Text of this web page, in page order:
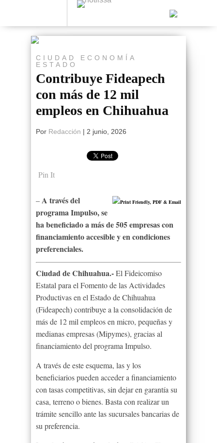
CIUDAD
ECONOMÍA
ESTADO
Contribuye Fideapech
con más de 12 mil
empleos en Chihuahua
Por Redacción | 2 junio, 2026
Pin It
–A través del
programa Impulso, se
ha beneficiado a más de 505 empresas con
financiamiento accesible y en condiciones
preferenciales.
Ciudad de Chihuahua.-El Fideicomiso
Estatal para el Fomento de las Actividades
Productivas en el Estado de Chihuahua
(Fideapech) contribuye a la consolidación de
más de 12 mil empleos en micro, pequeñas y
medianas empresas (Mipymes), gracias al
financiamiento del programa Impulso.
A través de este esquema, las y los
beneficiarios pueden acceder a financiamiento
con tasas competitivas, sin dejar en garantía su
casa, terreno o bienes. Basta con realizar un
trámite sencillo ante las sucursales bancarias de
su preferencia.